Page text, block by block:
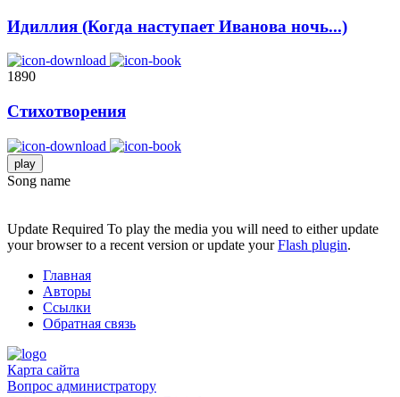
Идиллия (Когда наступает Иванова ночь...)
1890
Стихотворения
play
Song name
Update Required To play the media you will need to either update
your browser to a recent version or update yourFlash plugin.
Главная
Авторы
Ссылки
Обратная связь
Карта сайта
Вопрос администратору